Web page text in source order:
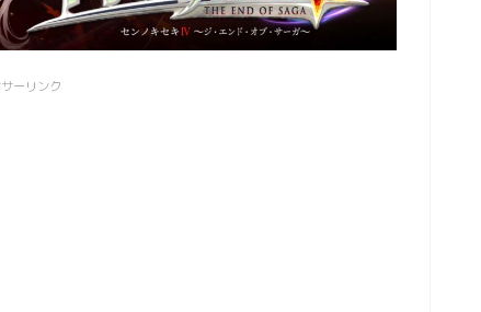
ーリンク